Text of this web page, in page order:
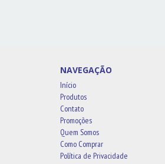
NAVEGAÇÃO
Início
Produtos
Contato
Promoções
Quem Somos
Como Comprar
Política de Privacidade